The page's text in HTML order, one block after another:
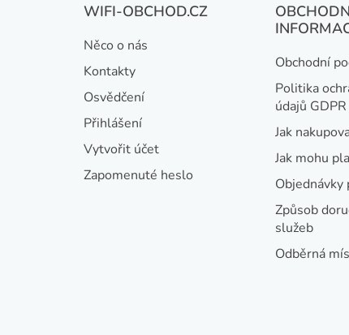
WIFI-OBCHOD.CZ
Něco o nás
Kontakty
Osvědčení
Přihlášení
Vytvořit účet
Zapomenuté heslo
Obchodní
Politika
údajů GDPR
Jak
Jak mohu
Způsob
služeb
Odběrná